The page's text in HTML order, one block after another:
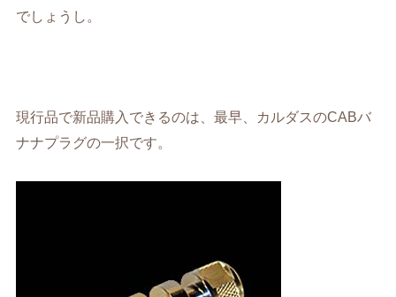
でしょうし。
現行品で新品購入できるのは、最早、カルダスのCABバ
ナナプラグの一択です。